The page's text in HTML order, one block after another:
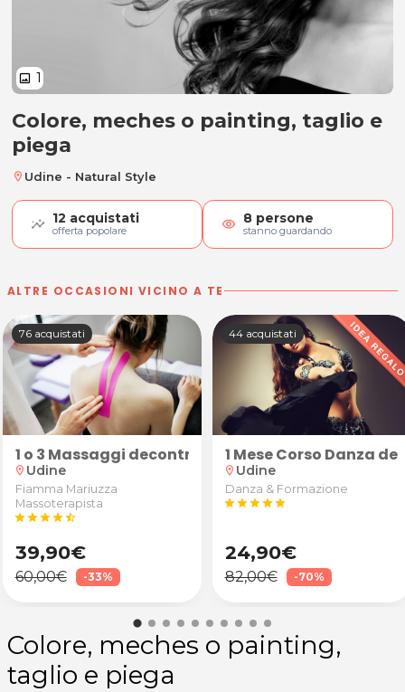
image 1
Colore, meches o painting, taglio
Colore, meches o painting, taglio e
piega
location_on Udine - Natural Style
12 acquistati
offerta popolare visibility 8 persone
stanno guardando
ALTRE OCCASIONI VICINO A TE
da Elite della Bellezza a Udine
76 acquistati
1 o 3 Massaggi decontratturanti/sportivi
location_on Udine
Fiamma Mariuzza
Massoterapista
starstarstarstarstar_half
39,90€
60,00€ -33%
44 acquistati
1 Mese Corso Danza
location_on Udine
Danza & Formazione
starstarstarstarstar
24,90€
82,00€ -70%
Colore, meches o painting,
taglio e piega